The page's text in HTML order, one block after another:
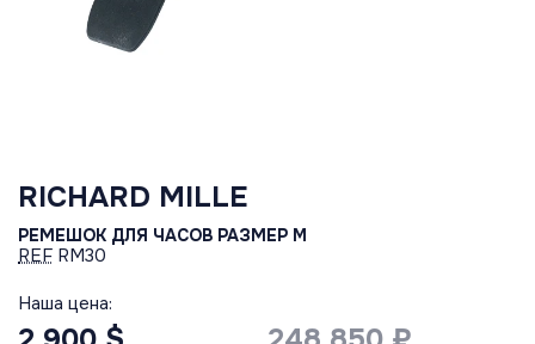
RICHARD MILLE
РЕМЕШОК ДЛЯ ЧАСОВ РАЗМЕР M
REF RM30
Наша цена: